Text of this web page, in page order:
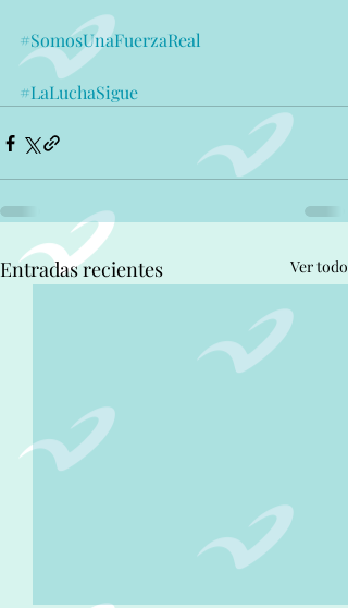
#SomosUnaFuerzaReal
#LaLuchaSigue
Entradas recientes Ver todo